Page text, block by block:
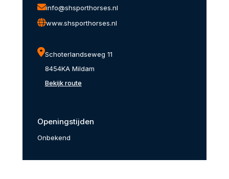
info@shsporthorses.nl
www.shsporthorses.nl
Schoterlandseweg 11
8454KA Mildam
Bekijk route
Openingstijden
Onbekend